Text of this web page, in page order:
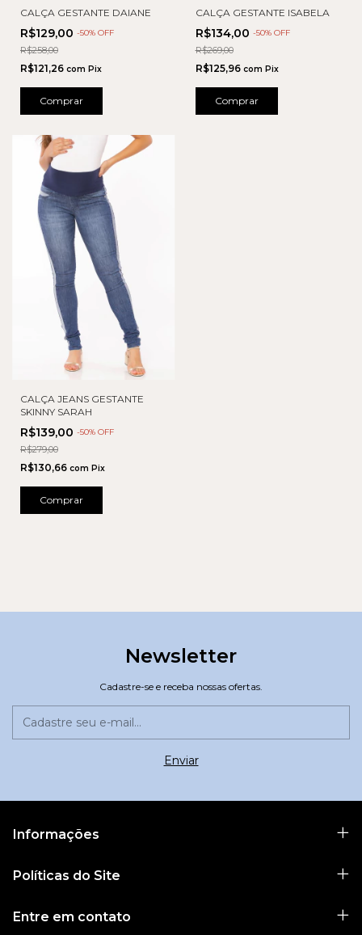
CALÇA GESTANTE DAIANE
R$129,00 -50% OFF
R$258,00
R$121,26 com Pix
Comprar
CALÇA GESTANTE ISABELA
R$134,00 -50% OFF
R$269,00
R$125,96 com Pix
Comprar
CALÇA JEANS GESTANTE
SKINNY SARAH
R$139,00 -50% OFF
R$279,00
R$130,66 com Pix
Comprar
Newsletter
Cadastre-se e receba nossas ofertas.
Informações
Políticas do Site
Entre em contato